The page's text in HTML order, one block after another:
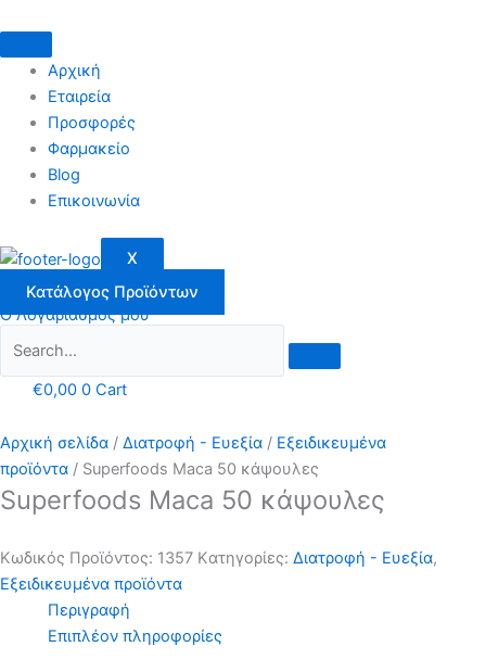
στο
περιεχόμενο
Αρχική
Εταιρεία
Προσφορές
Φαρμακείο
Blog
Επικοινωνία
X
Κατάλογος Προϊόντων
Ο Λογαριασμός μου
€0,00 0 Cart
Αρχική σελίδα / Διατροφή - Ευεξία / Εξειδικευμένα
προϊόντα / Superfoods Maca 50 κάψουλες
Superfoods Maca 50 κάψουλες
Κωδικός Προϊόντος: 1357 Kατηγορίες: Διατροφή - Ευεξία,
Εξειδικευμένα προϊόντα
Περιγραφή
Επιπλέον πληροφορίες